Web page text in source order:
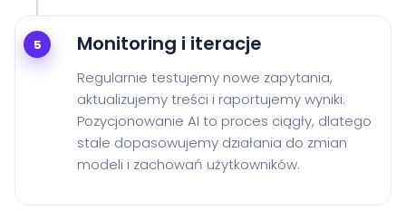
5 Monitoring i iteracje
Regularnie testujemy nowe zapytania,
aktualizujemy treści i raportujemy wyniki.
Pozycjonowanie AI to proces ciągły, dlatego
stale dopasowujemy działania do zmian
modeli i zachowań użytkowników.